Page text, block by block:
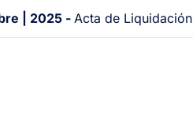
| 2025 - Acta de Liquidación